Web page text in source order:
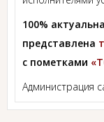
100%
представлена
с пометками
Администрация